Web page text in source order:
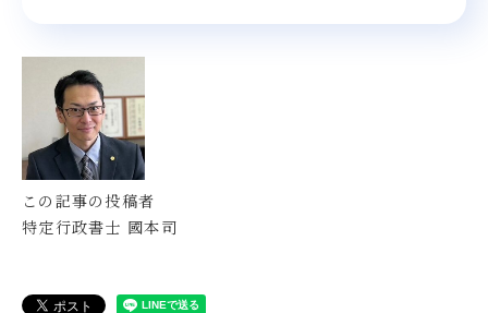
この記事の投稿者
特定行政書士 國本司